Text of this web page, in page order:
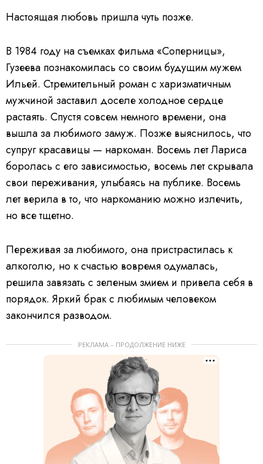
Настоящая любовь пришла чуть позже.
В 1984 году на съемках фильма «Соперницы»,
Гузеева познакомилась со своим будущим мужем
Ильей. Стремительный роман с харизматичным
мужчиной заставил доселе холодное сердце
растаять. Спустя совсем немного времени, она
вышла за любимого замуж. Позже выяснилось, что
супруг красавицы — наркоман. Восемь лет Лариса
боролась с его зависимостью, восемь лет скрывала
свои переживания, улыбаясь на публике. Восемь
лет верила в то, что наркоманию можно излечить,
но все тщетно.
Переживая за любимого, она пристрастилась к
алкоголю, но к счастью вовремя одумалась,
решила завязать с зеленым змием и привела себя в
порядок. Яркий брак с любимым человеком
закончился разводом.
РЕКЛАМА – ПРОДОЛЖЕНИЕ НИЖЕ